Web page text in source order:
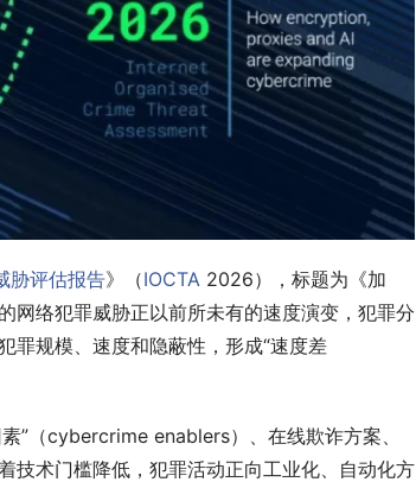
胁评估报告》（IOCTA 2026），标题为《加
网络犯罪威胁正以前所未有的速度演变，犯罪分
罪规模、速度和隐蔽性，形成“速度差
”（cybercrime enablers）、在线欺诈方案、
技术门槛降低，犯罪活动正向工业化、自动化方